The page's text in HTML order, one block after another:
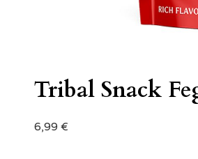
Tribal Snack
6,99 €